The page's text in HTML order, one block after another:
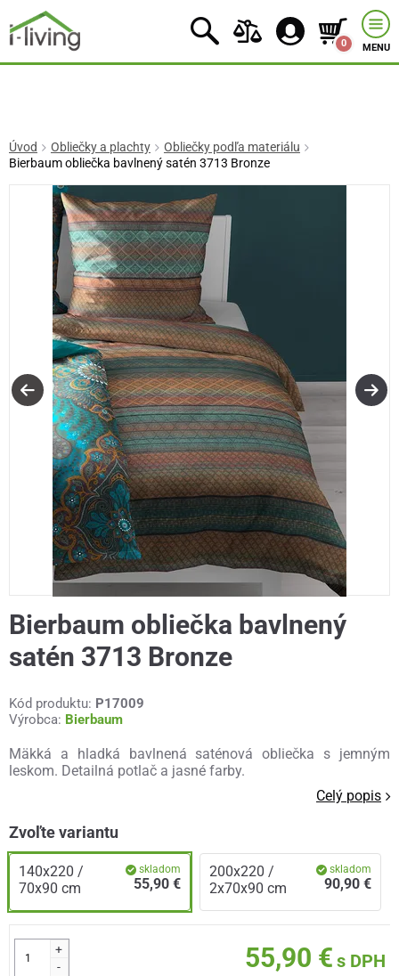
0 MENU
Úvod Obliečky a plachty
Obliečky podľa materiálu
Bierbaum obliečka bavlnený satén 3713 Bronze
Bierbaum obliečka bavlnený
satén 3713 Bronze
Kód produktu: P17009
Výrobca: Bierbaum
Mäkká a hladká bavlnená saténová obliečka s jemným
leskom. Detailná potlač a jasné farby.
Celý popis
Zvoľte variantu
140x220 /
70x90 cm
skladom
55,90 €
200x220 /
2x70x90 cm
skladom
90,90 €
+
-
55,90 € s DPH